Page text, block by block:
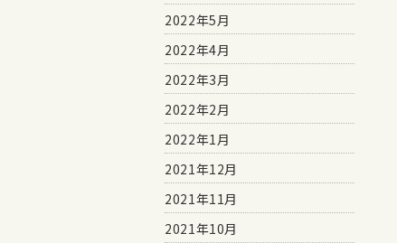
2022年5月
2022年4月
2022年3月
2022年2月
2022年1月
2021年12月
2021年11月
2021年10月